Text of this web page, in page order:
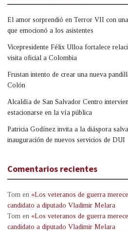
El amor sorprendió en Terror VII con
que emocionó a los asistentes
Vicepresidente Félix Ulloa fortalece
visita oficial a Colombia
Frustan intento de crear una nueva
Colón
Alcaldía de San Salvador Centro
estacionarse en la vía pública
Patricia Godínez invita a la diáspora
inauguración de nuevos servicios de DUI
Comentarios recientes
Tom en «Los veteranos de guerra
candidato a diputado Vladimir Melara
Tom en «Los veteranos de guerra
candidato a diputado Vladimir Melara